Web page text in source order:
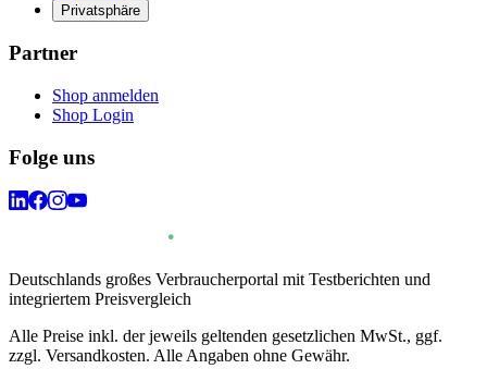
Privatsphäre
Partner
Shop anmelden
Shop Login
Folge uns
Deutschlands großes Verbraucherportal mit Testberichten und
integriertem Preisvergleich
Alle Preise inkl. der jeweils geltenden gesetzlichen MwSt., ggf.
zzgl. Versandkosten. Alle Angaben ohne Gewähr.